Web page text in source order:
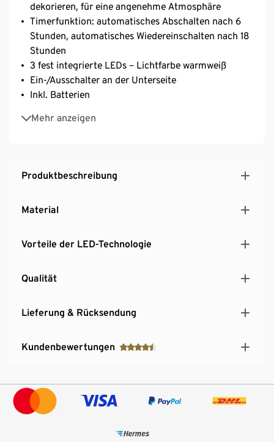
dekorieren, für eine angenehme Atmosphäre
Timerfunktion: automatisches Abschalten nach 6
Stunden, automatisches Wiedereinschalten nach 18
Stunden
3 fest integrierte LEDs – Lichtfarbe warmweiß
Ein-/Ausschalter an der Unterseite
Inkl. Batterien
Mehr anzeigen
Für den Außenbereich geeignet
Produktbeschreibung
Material
Vorteile der LED-Technologie
Qualität
Lieferung & Rücksendung
Kundenbewertungen